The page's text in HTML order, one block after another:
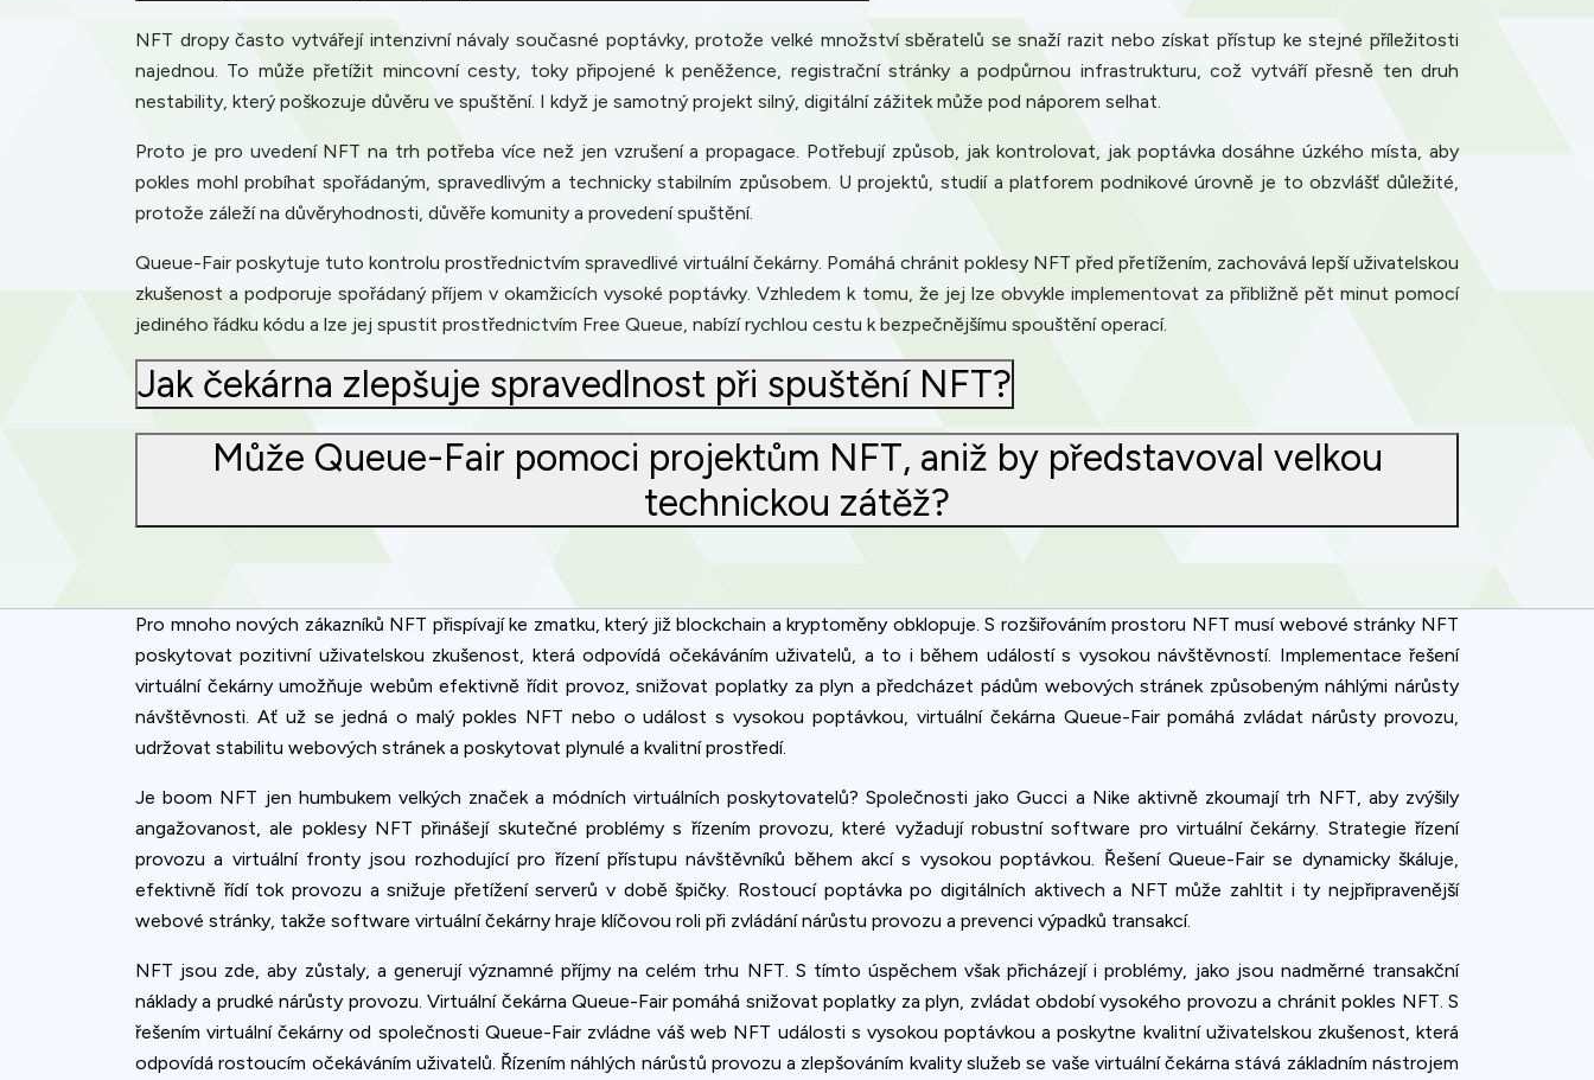
NFT dropy často vytvářejí intenzivní návaly současné poptávky, protože velké množství sběratelů se snaží razit nebo získat přístup ke stejné příležitosti
najednou. To může přetížit mincovní cesty, toky připojené k peněžence, registrační stránky a podpůrnou infrastrukturu, což vytváří přesně ten druh
nestability, který poškozuje důvěru ve spuštění. I když je samotný projekt silný, digitální zážitek může pod náporem selhat.
Proto je pro uvedení NFT na trh potřeba více než jen vzrušení a propagace. Potřebují způsob, jak kontrolovat, jak poptávka dosáhne úzkého místa, aby
pokles mohl probíhat spořádaným, spravedlivým a technicky stabilním způsobem. U projektů, studií a platforem podnikové úrovně je to obzvlášť důležité,
protože záleží na důvěryhodnosti, důvěře komunity a provedení spuštění.
Queue-Fair poskytuje tuto kontrolu prostřednictvím spravedlivé virtuální čekárny. Pomáhá chránit poklesy NFT před přetížením, zachovává lepší uživatelskou
zkušenost a podporuje spořádaný příjem v okamžicích vysoké poptávky. Vzhledem k tomu, že jej lze obvykle implementovat za přibližně pět minut pomocí
jediného řádku kódu a lze jej spustit prostřednictvím Free Queue, nabízí rychlou cestu k bezpečnějšímu spouštění operací.
Jak čekárna zlepšuje spravedlnost při spuštění NFT?
Může Queue-Fair pomoci projektům NFT, aniž by představoval velkou
technickou zátěž?
Pro mnoho nových zákazníků NFT přispívají ke zmatku, který již blockchain a kryptoměny obklopuje. S rozšiřováním prostoru NFT musí webové stránky NFT
poskytovat pozitivní uživatelskou zkušenost, která odpovídá očekáváním uživatelů, a to i během událostí s vysokou návštěvností. Implementace řešení
virtuální čekárny umožňuje webům efektivně řídit provoz, snižovat poplatky za plyn a předcházet pádům webových stránek způsobeným náhlými nárůsty
návštěvnosti. Ať už se jedná o malý pokles NFT nebo o událost s vysokou poptávkou, virtuální čekárna Queue-Fair pomáhá zvládat nárůsty provozu,
udržovat stabilitu webových stránek a poskytovat plynulé a kvalitní prostředí.
Je boom NFT jen humbukem velkých značek a módních virtuálních poskytovatelů? Společnosti jako Gucci a Nike aktivně zkoumají trh NFT, aby zvýšily
angažovanost, ale poklesy NFT přinášejí skutečné problémy s řízením provozu, které vyžadují robustní software pro virtuální čekárny. Strategie řízení
provozu a virtuální fronty jsou rozhodující pro řízení přístupu návštěvníků během akcí s vysokou poptávkou. Řešení Queue-Fair se dynamicky škáluje,
efektivně řídí tok provozu a snižuje přetížení serverů v době špičky. Rostoucí poptávka po digitálních aktivech a NFT může zahltit i ty nejpřipravenější
webové stránky, takže software virtuální čekárny hraje klíčovou roli při zvládání nárůstu provozu a prevenci výpadků transakcí.
NFT jsou zde, aby zůstaly, a generují významné příjmy na celém trhu NFT. S tímto úspěchem však přicházejí i problémy, jako jsou nadměrné transakční
náklady a prudké nárůsty provozu. Virtuální čekárna Queue-Fair pomáhá snižovat poplatky za plyn, zvládat období vysokého provozu a chránit pokles NFT. S
řešením virtuální čekárny od společnosti Queue-Fair zvládne váš web NFT události s vysokou poptávkou a poskytne kvalitní uživatelskou zkušenost, která
odpovídá rostoucím očekáváním uživatelů. Řízením náhlých nárůstů provozu a zlepšováním kvality služeb se vaše virtuální čekárna stává základním nástrojem